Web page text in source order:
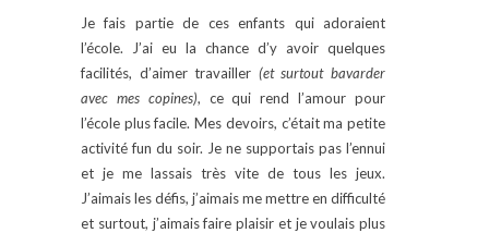
Je fais partie de ces enfants qui adoraient
l’école. J’ai eu la chance d’y avoir quelques
facilités, d’aimer travailler (et surtout bavarder
avec mes copines), ce qui rend l’amour pour
l’école plus facile. Mes devoirs, c’était ma petite
activité fun du soir. Je ne supportais pas l’ennui
et je me lassais très vite de tous les jeux.
J’aimais les défis, j’aimais me mettre en difficulté
et surtout, j’aimais faire plaisir et je voulais plus